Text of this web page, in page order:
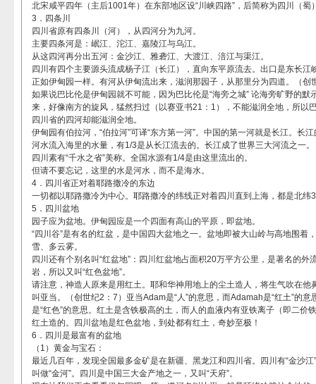
北宋咸平四年（主后1001年）在东部地区设“川峡四路”，后简称为四川（蜀
3．四条川
四川省原有四条川（河），从四河分为九河。
主要四条河是：岷江、沱江、嘉陵江与乌江。
从这四河再分出五河：金沙江、雅砻江、大渡江、涪江与渠江。
四川有四个主要源头流成杨子江（长江），直向东平原流去。出口是东长江
正如伊甸园一样。有河从伊甸流出来，滋润那园子，从那里分为四道。（创
如果说巴比伦是伊甸园就不可能，因为巴比伦是“海旁之城” 论海旁旷野的默
来，好像南方的旋风，猛然扫过（以赛亚书21：1），不能滋润全地，所以
四川省的四河却能滋润全地。
伊甸园有伯拉河，“伯拉河”可译“东方第一河”。中国的第一河就是长江。长
河水流入海里的水量，有1/3是从长江流去的。长江成了世界三大河流之一。
四川素有“千水之省”美称。全国水源有1/4是由这里流出的。
但请不要忘记，这里的水是河水，而不是海水。
4．四川省正对着耶路撒冷的东边
一切都以耶路撒冷为中心。耶路撒冷的纬线正对着四川直到上海，都是北纬
5．四川盆地
园子应为盆地。伊甸园应是一个四面有高山的平原，即盆地。
“四川谷”是有名的红盆，是中国四大盆地之一。盆地即被大山岭与高地围着
雪、多云雾。
四川还有个别名叫“红盆地”：四川红盆地占面积20万平方公里，是著名的外
岩，所以又叫“红色盆地”。
请注意，神造人原来是用红土。耶和华神用地上的尘土造人，将生气吹在他
叫亚当。（创世纪2：7）亚当Adam是“人”的意思，而Adamah是“红土”的意
是“红色”的意思。红土是含铁极高的土，而人的血液内有亚铁离子（即二价
红土造的。四川盆地是红色盆地，到处都有红土，奇妙至极！
6．四川是最富有的盆地
（1）黄金与宝石：
最近几百年，发现全国最多金矿是在新疆、黑龙江和四川省。四川有“金沙江
叫做“金河”。四川是中国三大金产地之一，又叫“天府”。